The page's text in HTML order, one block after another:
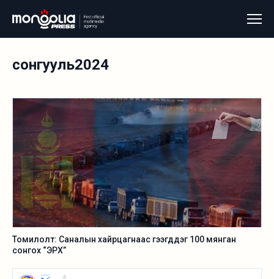
сонгууль2024
Томилолт: Саналын хайрцагнаас гээгддэг 100 мянган
сонгох “ЭРХ”